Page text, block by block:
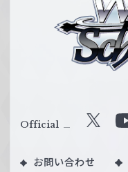
ス
ル
Official X
お問い合わせ